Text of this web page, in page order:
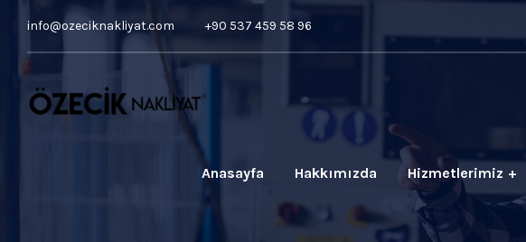
info@ozeciknakliyat.com +90 537 459 58 96
Anasayfa Hakkımızda Hizmetlerimiz